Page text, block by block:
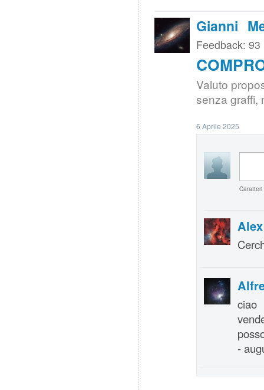
Gianni
Feedback: 93
Valuto
senza graffi,
6 Aprile 2025
ciao
-